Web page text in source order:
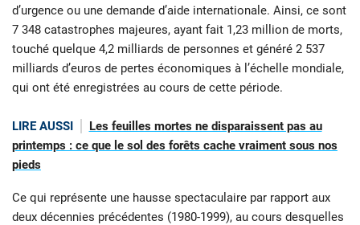
d’urgence ou une demande d’aide internationale. Ainsi, ce sont
7 348 catastrophes majeures, ayant fait 1,23 million de morts,
touché quelque 4,2 milliards de personnes et généré 2 537
milliards d’euros de pertes économiques à l’échelle mondiale,
qui ont été enregistrées au cours de cette période.
LIRE AUSSI
Les feuilles mortes ne disparaissent pas au
printemps : ce que le sol des forêts cache vraiment sous nos
pieds
Ce qui représente une hausse spectaculaire par rapport aux
deux décennies précédentes (1980-1999), au cours desquelles